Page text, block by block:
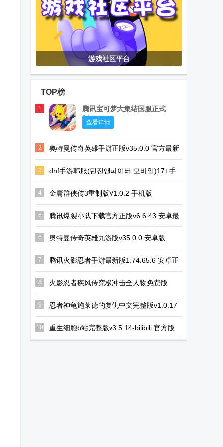
游戏社区平台
TOP榜
1
腾讯宝可梦大集结国服正式
版查看详情
2
奥特曼传奇英雄手游正版v35.0.0 官方最新
版
3
dnf手游韩服(던전앤파이터 모바일)17+手
游35.4.0安卓最新版
4 金庸群侠传3重制版V1.0.2 手机版
5
腾讯爆裂小队下载官方正版v6.6.43 安卓最
新版
6 奥特曼传奇英雄九游版v35.0.0 安卓版
7
腾讯火影忍者手游最新版1.74.65.6 安卓正
版
8
火影忍者疾风传究极冲击全人物免费版
2023.10.24.11 安卓版
9
忍者神龟施莱德的复仇中文完整版v1.0.17
最新版
10 重生细胞b站完整版v3.5.14-bilibili 官方版